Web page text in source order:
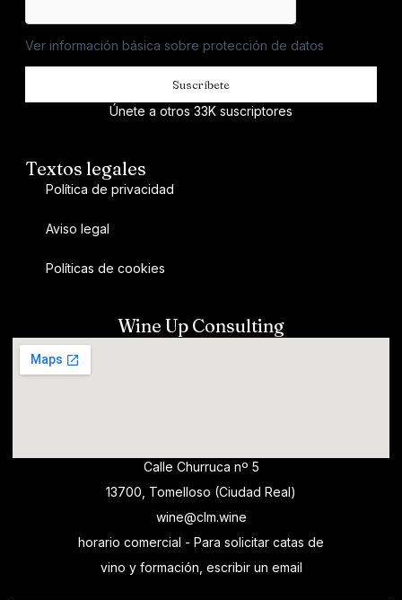
Ver información básica sobre protección de datos
Suscríbete
Únete a otros 33K suscriptores
Textos legales
Política de privacidad
Aviso legal
Políticas de cookies
Wine Up Consulting
Calle Churruca nº 5
13700, Tomelloso (Ciudad Real)
wine@clm.wine
horario comercial - Para solicitar catas de
vino y formación, escribir un email